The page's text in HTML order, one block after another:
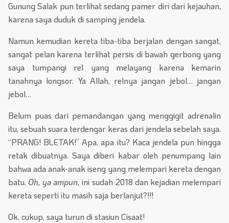
Gunung Salak pun terlihat sedang pamer diri dari kejauhan,
karena saya duduk di samping jendela.
Namun kemudian kereta tiba-tiba berjalan dengan sangat,
sangat pelan karena terlihat persis di bawah gerbong yang
saya tumpangi rel yang melayang karena kemarin
tanahnya longsor. Ya Allah, relnya jangan jebol… jangan
jebol…
Belum puas dari pemandangan yang menggigit adrenalin
itu, sebuah suara terdengar keras dari jendela sebelah saya.
“PRANG! BLETAK!” Apa, apa itu? Kaca jendela pun hingga
retak dibuatnya. Saya diberi kabar oleh penumpang lain
bahwa ada anak-anak iseng yang melempari kereta dengan
batu. Oh, ya ampun,ini sudah 2018 dan kejadian melempari
kereta seperti itu masih saja berlanjut?!!!
Ok, cukup, saya turun di stasiun Cisaat!